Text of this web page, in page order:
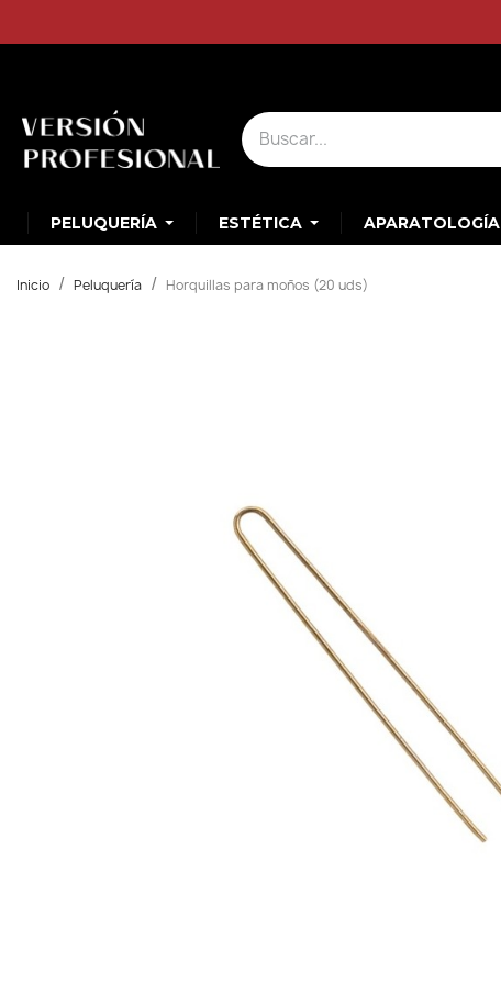
PELUQUERÍA ESTÉTICA APARATOLOGÍA
Inicio Peluquería Horquillas para moños (20 uds)